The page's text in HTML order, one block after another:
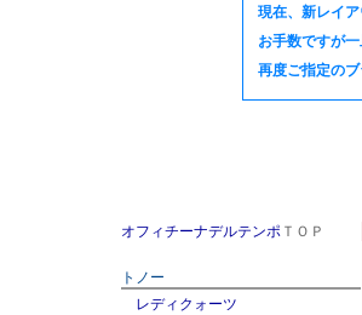
現在、新レイ
お手数ですが
再度ご指定の
オフィチーナデルテンポ ＴＯＰ
トノー
レディクォーツ